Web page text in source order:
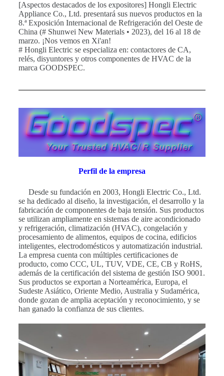
[Aspectos destacados de los expositores] Hongli Electric
Appliance Co., Ltd. presentará sus nuevos productos en la
8.ª Exposición Internacional de Refrigeración del Oeste de
China (# Shunwei New Materials • 2023), del 16 al 18 de
marzo. ¡Nos vemos en Xi'an!
# Hongli Electric se especializa en: contactores de CA,
relés, disyuntores y otros componentes de HVAC de la
marca GOODSPEC.
Perfil de la empresa
Desde su fundación en 2003, Hongli Electric Co., Ltd.
se ha dedicado al diseño, la investigación, el desarrollo y la
fabricación de componentes de baja tensión. Sus productos
se utilizan ampliamente en sistemas de aire acondicionado
y refrigeración, climatización (HVAC), congelación y
procesamiento de alimentos, equipos de cocina, edificios
inteligentes, electrodomésticos y automatización industrial.
La empresa cuenta con múltiples certificaciones de
producto, como CCC, UL, TUV, VDE, CE, CB y RoHS,
además de la certificación del sistema de gestión ISO 9001.
Sus productos se exportan a Norteamérica, Europa, el
Sudeste Asiático, Oriente Medio, Australia y Sudamérica,
donde gozan de amplia aceptación y reconocimiento, y se
han ganado la confianza de sus clientes.